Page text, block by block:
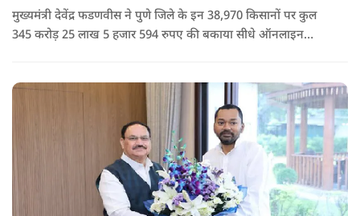
मुख्यमंत्री देवेंद्र फडणवीस ने पुणे जिले के इन 38,970 किसानों पर कुल
345 करोड़ 25 लाख 5 हजार 594 रुपए की बकाया सीधे ऑनलाइन